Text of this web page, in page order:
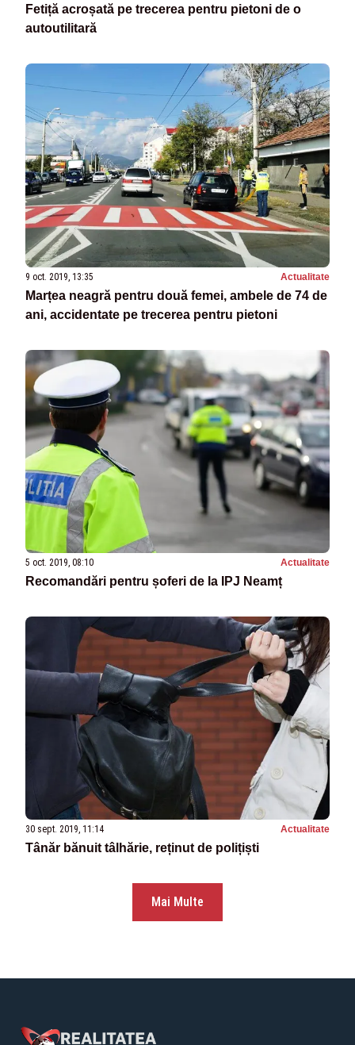
Fetiță acroșată pe trecerea pentru pietoni de o
autoutilitară
9 oct. 2019, 13:35 Actualitate
Marțea neagră pentru două femei, ambele de 74 de
ani, accidentate pe trecerea pentru pietoni
5 oct. 2019, 08:10 Actualitate
Recomandări pentru șoferi de la IPJ Neamț
30 sept. 2019, 11:14 Actualitate
Tânăr bănuit tâlhărie, reținut de polițiști
Mai Multe